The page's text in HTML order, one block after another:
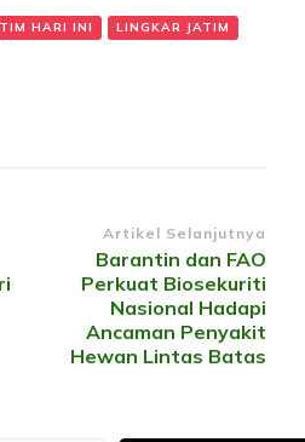
HARI INI LINGKAR JATIM
Artikel Selanjutnya
Barantin dan FAO
Perkuat Biosekuriti
Nasional Hadapi
Ancaman Penyakit
Hewan Lintas Batas